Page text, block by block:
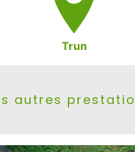
Trun
autres